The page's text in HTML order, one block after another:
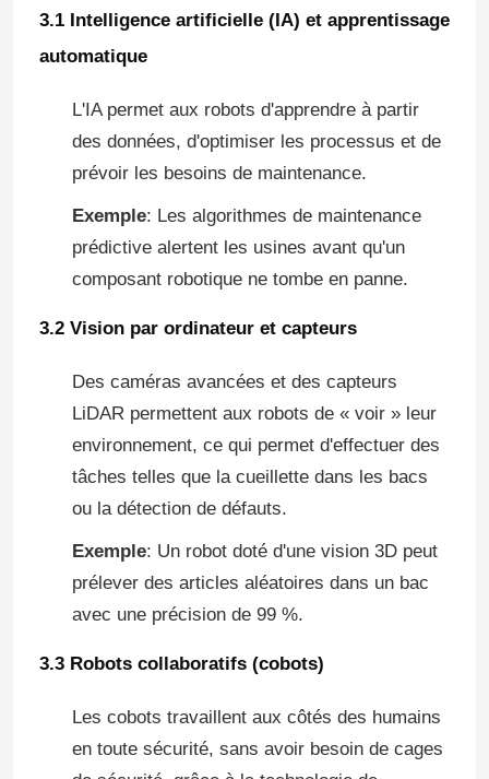
3.1 Intelligence artificielle (IA) et apprentissage
automatique
L'IA permet aux robots d'apprendre à partir
des données, d'optimiser les processus et de
prévoir les besoins de maintenance.
Exemple: Les algorithmes de maintenance
prédictive alertent les usines avant qu'un
composant robotique ne tombe en panne.
3.2 Vision par ordinateur et capteurs
Des caméras avancées et des capteurs
LiDAR permettent aux robots de « voir » leur
environnement, ce qui permet d'effectuer des
tâches telles que la cueillette dans les bacs
ou la détection de défauts.
Exemple: Un robot doté d'une vision 3D peut
prélever des articles aléatoires dans un bac
avec une précision de 99 %.
3.3 Robots collaboratifs (cobots)
Les cobots travaillent aux côtés des humains
en toute sécurité, sans avoir besoin de cages